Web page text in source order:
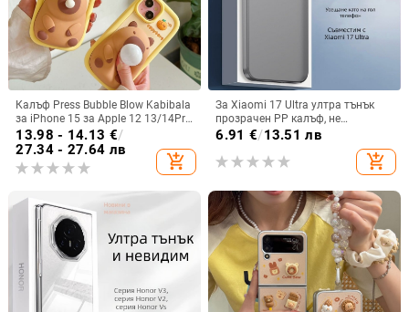
Калъф Press Bubble Blow Kabibala
за iPhone 15 за Apple 12 13/14Pro
Max, устойчив на изпускане 11
13.98 - 14.13 €/
27.34 - 27.64 лв
add_shopping_cart
За Xiaomi 17 Ultra ултра тънък
прозрачен PP калъф, не
пожълтява, матиран финиш и
6.91 €/13.51 лв
add_shopping_cart